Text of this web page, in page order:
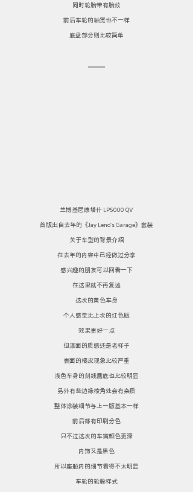
同时轮胎带有胎纹
前后车轮的轴宽也不一样
底盘部分则比较简单
兰博基尼康塔什 LP5000 QV
首版出自去年的《Jay Leno’s Garage》套装
关于车型的背景介绍
在去年的内容中已经做过分享
感兴趣的朋友可以回看一下
在这里就不再复述
这次的黄色车身
个人感觉比上次的红色版
效果更好一点
但漆面的质感还是老样子
表面的橘皮现象比较严重
浅色车身的刻线露底也比较明显
另外有些边缘棱角处会有杂质
整体涂装细节与上一版基本一样
前后都有印刷分色
只不过这次的车窗颜色更深
内饰又是黑色
所以座舱内的细节看得不太明显
车轮的轮毂样式